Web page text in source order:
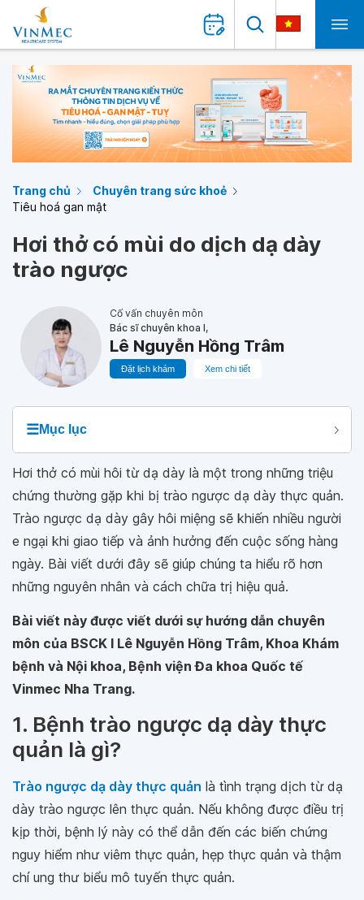
Trang chủ
Chuyên trang sức khoẻ
Tiêu hoá gan mật
Hơi thở có mùi do dịch dạ dày
trào ngược
Cố vấn chuyên môn
Bác sĩ chuyên khoa I,
Lê Nguyễn Hồng Trâm
Đặt lịch khám Xem chi tiết
☰Mục lục
Hơi thở có mùi hôi từ dạ dày là một trong những triệu
chứng thường gặp khi bị trào ngược dạ dày thực quản.
Trào ngược dạ dày gây hôi miệng sẽ khiến nhiều người
e ngại khi giao tiếp và ảnh hưởng đến cuộc sống hàng
ngày. Bài viết dưới đây sẽ giúp chúng ta hiểu rõ hơn
những nguyên nhân và cách chữa trị hiệu quả.
Bài viết này được viết dưới sự hướng dẫn chuyên
môn của BSCK I Lê Nguyễn Hồng Trâm, Khoa Khám
bệnh và Nội khoa, Bệnh viện Đa khoa Quốc tế
Vinmec Nha Trang.
1. Bệnh trào ngược dạ dày thực
quản là gì?
Trào ngược dạ dày thực quản là tình trạng dịch từ dạ
dày trào ngược lên thực quản. Nếu không được điều trị
kịp thời, bệnh lý này có thể dẫn đến các biến chứng
nguy hiểm như viêm thực quản, hẹp thực quản và thậm
chí ung thư biểu mô tuyến thực quản.